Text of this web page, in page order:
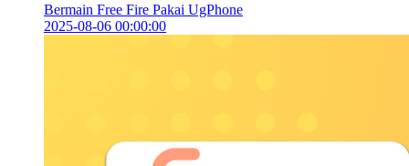
Bermain Free Fire Pakai UgPhone
2025-08-06 00:00:00